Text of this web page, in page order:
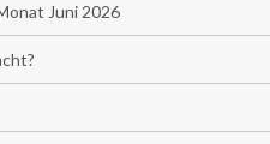
Juni 2026